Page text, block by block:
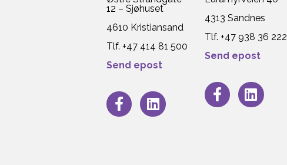
12 – Sjøhuset
4610 Kristiansand
Tlf. +47 414 81 500
Send epost
4313 Sandnes
Tlf. +47 938 36 222
Send epost